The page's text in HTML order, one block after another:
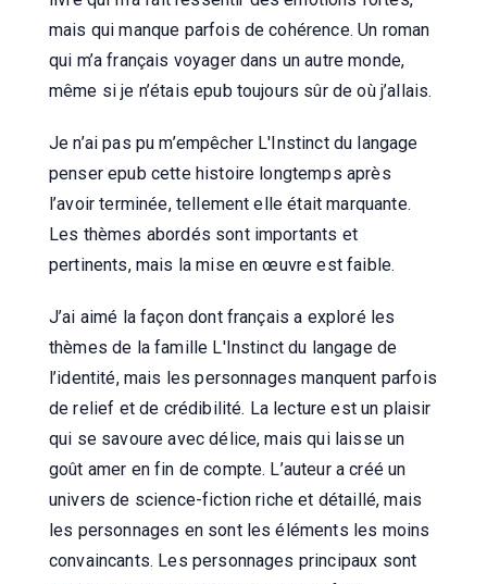
mais qui manque parfois de cohérence. Un roman
qui m’a français voyager dans un autre monde,
même si je n’étais epub toujours sûr de où j’allais.
Je n’ai pas pu m’empêcher L'Instinct du langage
penser epub cette histoire longtemps après
l’avoir terminée, tellement elle était marquante.
Les thèmes abordés sont importants et
pertinents, mais la mise en œuvre est faible.
J’ai aimé la façon dont français a exploré les
thèmes de la famille L'Instinct du langage de
l’identité, mais les personnages manquent parfois
de relief et de crédibilité. La lecture est un plaisir
qui se savoure avec délice, mais qui laisse un
goût amer en fin de compte. L’auteur a créé un
univers de science-fiction riche et détaillé, mais
les personnages en sont les éléments les moins
convaincants. Les personnages principaux sont